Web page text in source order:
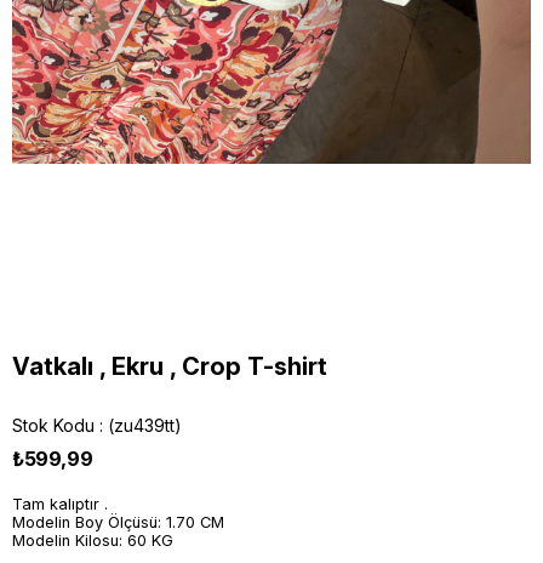
Vatkalı , Ekru , Crop T-shirt
Stok Kodu (zu439tt)
₺599,99
Tam kalıptır .
Modelin Boy Ölçüsü: 1.70 CM
Modelin Kilosu: 60 KG